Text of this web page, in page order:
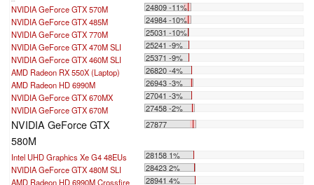
NVIDIA GeForce GTX 570M
24809 -11%
NVIDIA GeForce GTX 485M
24984 -10%
NVIDIA GeForce GTX 770M
25031 -10%
NVIDIA GeForce GTX 470M SLI
25241 -9%
NVIDIA GeForce GTX 460M SLI
25371 -9%
AMD Radeon RX 550X (Laptop)
26820 -4%
AMD Radeon HD 6990M
26943 -3%
NVIDIA GeForce GTX 670MX
27041 -3%
NVIDIA GeForce GTX 670M
27458 -2%
NVIDIA GeForce GTX
580M
27877
Intel UHD Graphics Xe G4 48EUs
28158 1%
NVIDIA GeForce GTX 480M SLI
28423 2%
AMD Radeon HD 6990M Crossfire
28941 4%